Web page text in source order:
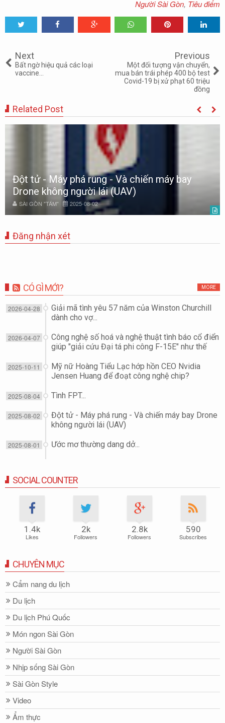
Người Sài Gòn, Tiêu điểm
Next
Bất ngờ hiệu quả các loại
vaccine...
Previous
Một đối tượng vận chuyển,
mua bán trái phép 400 bộ test
Covid-19 bị xử phạt 60 triệu
đồng
Related Post
Đột tử - Máy phá rung - Và chiến máy bay
Drone không người lái (UAV)
SÀI GÒN "TÁM" 2025-08-02
Đăng nhận xét
CÓ GÌ MỚI? MORE
Giải mã tình yêu 57 năm của Winston Churchill
dành cho vợ...
2026-04-28
Công nghệ số hoá và nghệ thuật tình báo cổ điển
giúp "giải cứu Đại tá phi công F-15E" như thế
2026-04-07
Mỹ nữ Hoàng Tiểu Lạc hớp hồn CEO Nvidia
Jensen Huang để đoạt công nghệ chip?
2025-10-11
Tình FPT...
2025-08-04
Đột tử - Máy phá rung - Và chiến máy bay Drone
không người lái (UAV)
2025-08-02
Ước mơ thường dang dở...
2025-08-01
SOCIAL COUNTER
1.4k
Likes
2k
Followers
2.8k
Followers
590
Subscribes
CHUYÊN MỤC
Cẩm nang du lịch
Du lịch
Du lịch Phú Quốc
Món ngon Sài Gòn
Người Sài Gòn
Nhịp sống Sài Gòn
Sài Gòn Style
Video
Ẩm thực